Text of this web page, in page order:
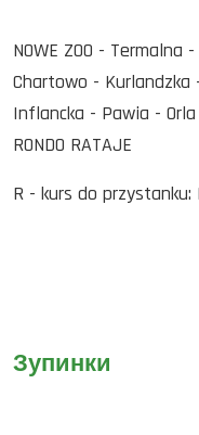
Зупинки
NOWE ZOO -
Chartowo - Kurlandzka
Inflancka - Pawia -
RONDO RATAJE
R - kurs do